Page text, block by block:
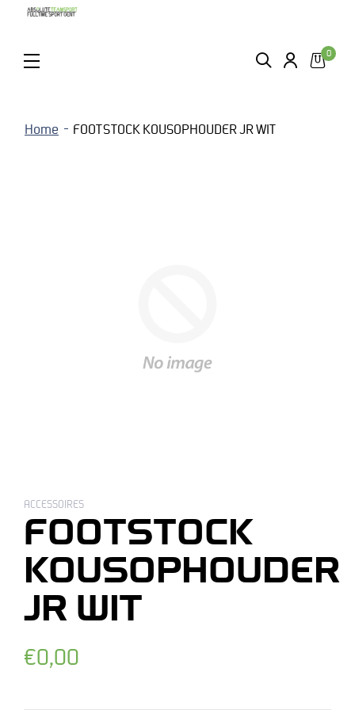
ZOEKEN LOGIN
0
Home FOOTSTOCK KOUSOPHOUDER JR WIT
ACCESSOIRES
FOOTSTOCK
KOUSOPHOUDER
JR WIT
Normale
€0,00